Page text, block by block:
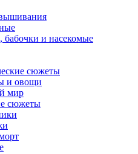
и насекомые
сюжеты
и овощи
мир
сюжеты